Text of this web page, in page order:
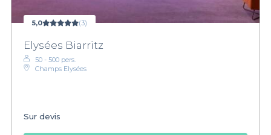
5,0 (3)
Elysées Biarritz
50 - 500 pers.
Champs Elysées
Sur devis